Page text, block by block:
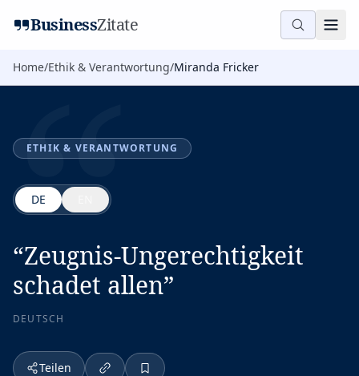
BusinessZitate
Home/Ethik & Verantwortung/Miranda Fricker
“
ETHIK & VERANTWORTUNG
DE
“Zeugnis-Ungerechtigkeit
schadet allen”
DEUTSCH
Teilen